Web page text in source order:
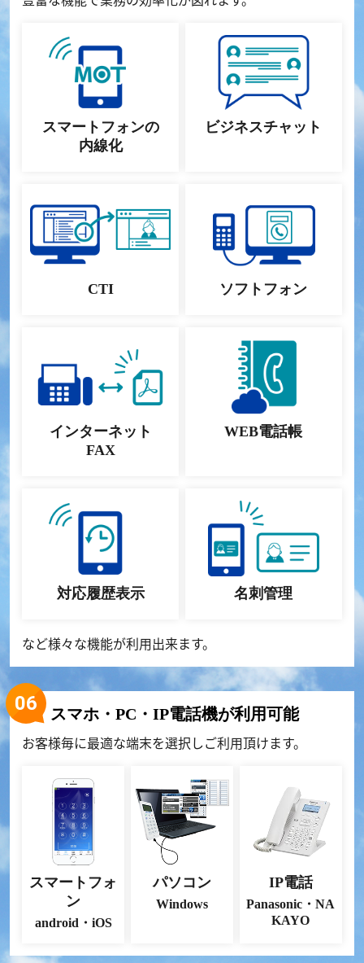
スマートフォンの
内線化
ビジネスチャット
CTI ソフトフォン
インターネット
FAX
WEB電話帳
対応履歴表示 名刺管理
など様々な機能が利用出来ます。
スマホ・PC・IP電話機が利用可能
お客様毎に最適な端末を選択しご利用頂けます。
スマートフォ
ン
android・iOS
パソコン
Windows
IP電話
Panasonic・NA
KAYO